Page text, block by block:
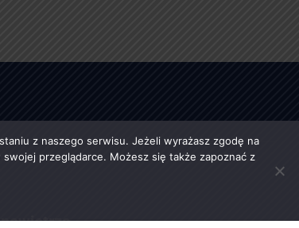
z naszego serwisu. Jeżeli wyrażasz zgodę na
przeglądarce. Możesz się także zapoznać z